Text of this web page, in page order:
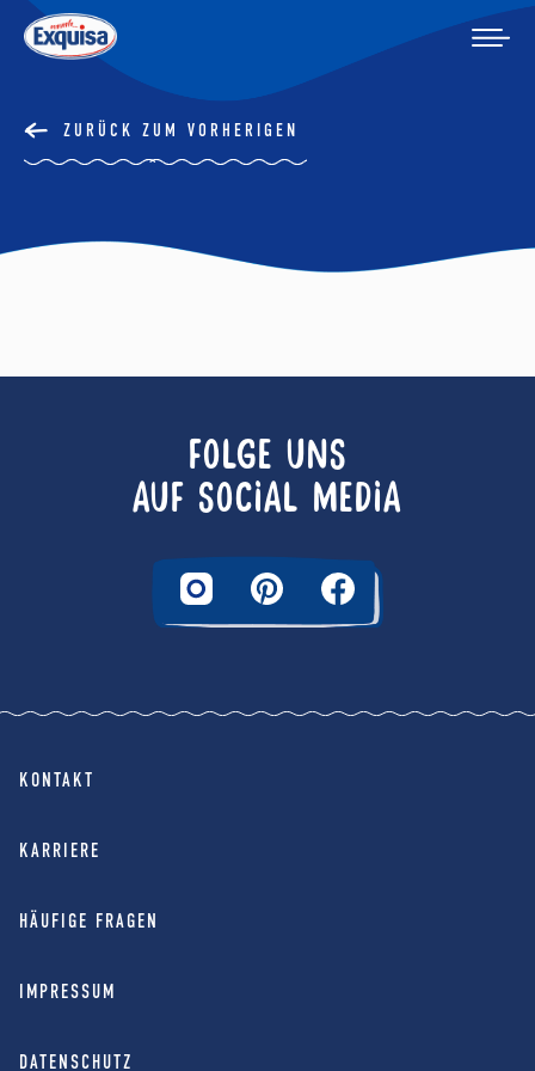
ZURÜCK ZUM VORHERIGEN
FOLGE UNS
AUF SOCIAL MEDIA
KONTAKT
KARRIERE
HÄUFIGE FRAGEN
IMPRESSUM
DATENSCHUTZ